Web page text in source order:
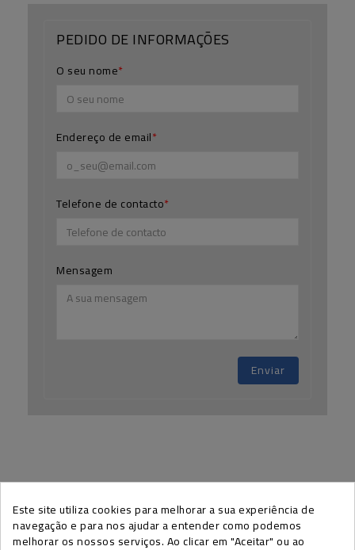
PEDIDO DE INFORMAÇÕES
O seu nome
Endereço de email
Telefone de contacto
Mensagem
Enviar
SUBSCREVA A NEWSLETTER EFAPE
Este site utiliza cookies para melhorar a sua experiência de
navegação e para nos ajudar a entender como podemos
melhorar os nossos serviços. Ao clicar em "Aceitar" ou ao